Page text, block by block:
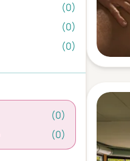
(0)
(0)
(0)
(0)
(0)